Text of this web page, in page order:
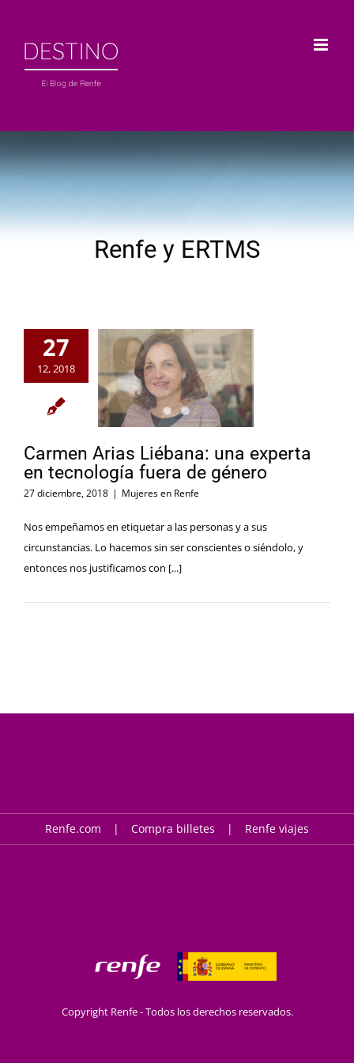
contenido
Renfe y ERTMS
27
12, 2018
Carmen Arias Liébana: una experta
en tecnología fuera de género
27 diciembre, 2018 | Mujeres en Renfe
Nos empeñamos en etiquetar a las personas y a sus
circunstancias. Lo hacemos sin ser conscientes o siéndolo, y
entonces nos justificamos con [...]
Renfe.com Compra billetes Renfe viajes
Copyright Renfe - Todos los derechos reservados.